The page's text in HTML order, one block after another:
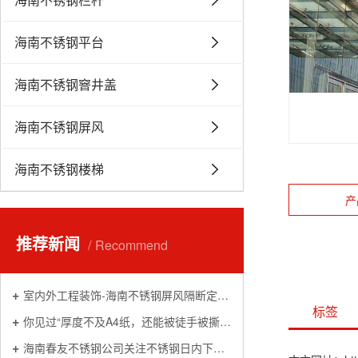
海南不锈钢平台
海南不锈钢窨井盖
海南不锈钢屏风
海南不锈钢楼梯
推荐新闻 Recommend
室内外工程装饰-海南不锈钢屏风隔断定制加工厂家
你见过“厚度不及A4纸，还能被徒手被撕碎”的不锈钢吗
海南春友不锈钢公司关注不锈钢日内下跌0.17% 机构称不锈钢上下驱动有限，关注低多机会
标签